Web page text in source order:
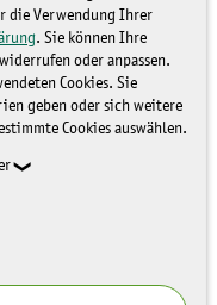
die Verwendung Ihrer
. Sie können Ihre
oder anpassen.
Cookies. Sie
geben oder sich weitere
Cookies auswählen.